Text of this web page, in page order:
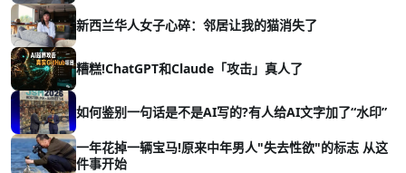
新西兰华人女子心碎：邻居让我的猫消失了
糟糕!ChatGPT和Claude「攻击」真人了
如何鉴别一句话是不是AI写的?有人给AI文字加了“水印”
一年花掉一辆宝马!原来中年男人"失去性欲"的标志 从这
件事开始